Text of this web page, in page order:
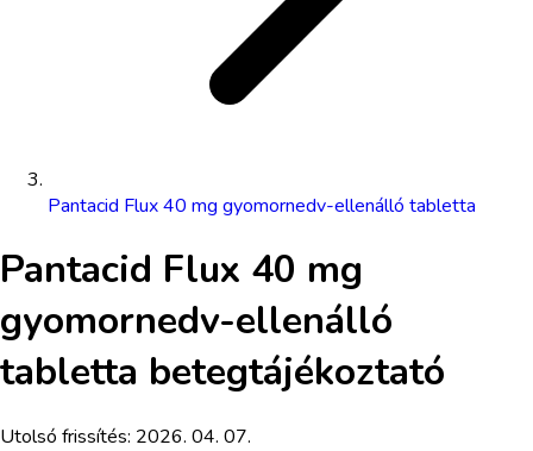
Pantacid Flux 40 mg gyomornedv-ellenálló tabletta
Pantacid Flux 40 mg
gyomornedv-ellenálló
tabletta betegtájékoztató
Utolsó frissítés: 2026. 04. 07.